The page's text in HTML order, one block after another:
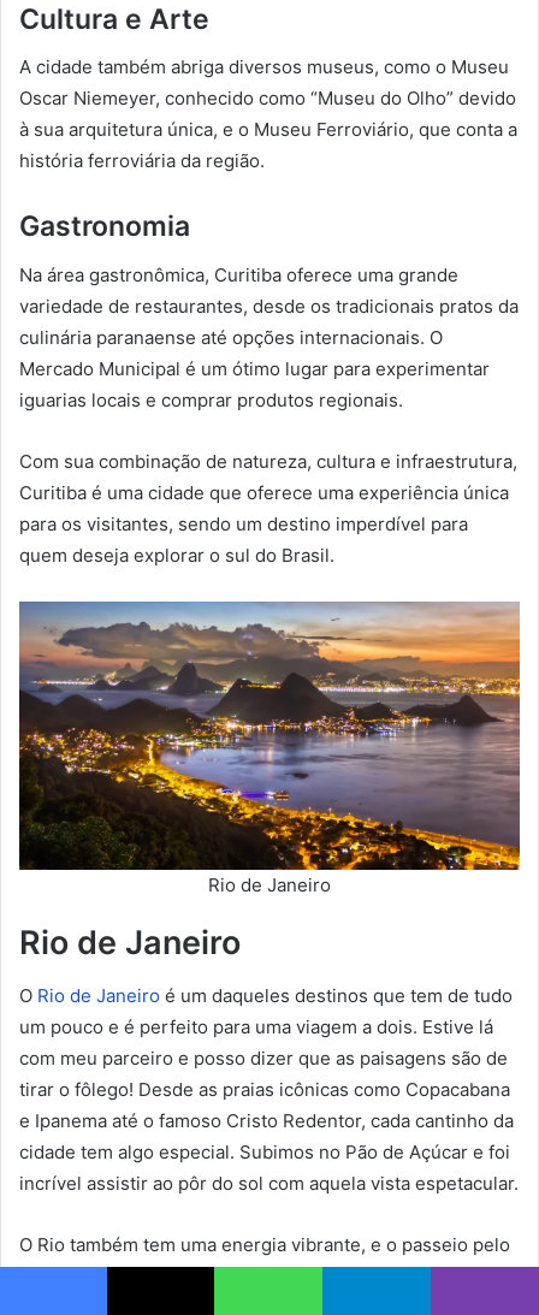
Cultura e Arte
A cidade também abriga diversos museus, como o Museu
Oscar Niemeyer, conhecido como “Museu do Olho” devido
à sua arquitetura única, e o Museu Ferroviário, que conta a
história ferroviária da região.
Gastronomia
Na área gastronômica, Curitiba oferece uma grande
variedade de restaurantes, desde os tradicionais pratos da
culinária paranaense até opções internacionais. O
Mercado Municipal é um ótimo lugar para experimentar
iguarias locais e comprar produtos regionais.
Com sua combinação de natureza, cultura e infraestrutura,
Curitiba é uma cidade que oferece uma experiência única
para os visitantes, sendo um destino imperdível para
quem deseja explorar o sul do Brasil.
Rio de Janeiro
Rio de Janeiro
O Rio de Janeiro é um daqueles destinos que tem de tudo
um pouco e é perfeito para uma viagem a dois. Estive lá
com meu parceiro e posso dizer que as paisagens são de
tirar o fôlego! Desde as praias icônicas como Copacabana
e Ipanema até o famoso Cristo Redentor, cada cantinho da
cidade tem algo especial. Subimos no Pão de Açúcar e foi
incrível assistir ao pôr do sol com aquela vista espetacular.
O Rio também tem uma energia vibrante, e o passeio pelo